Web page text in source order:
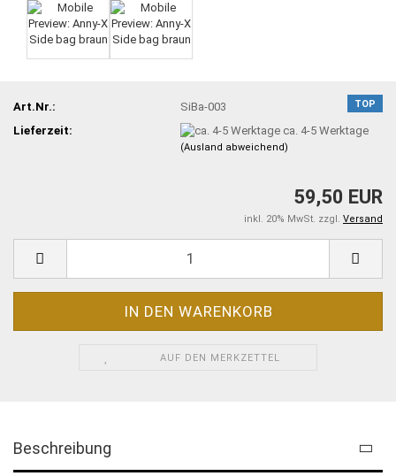
TOP
Art.Nr.:
SiBa-003
Lieferzeit:
ca. 4-5 Werktage
(Ausland abweichend)
59,50 EUR
inkl. 20% MwSt. zzgl. Versand
AUF DEN MERKZETTEL
Beschreibung